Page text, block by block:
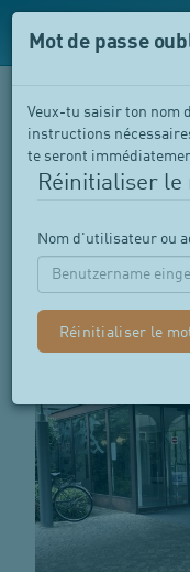
Mot de passe
Veux-tu saisir ton nom
instructions
te seront
Réinitialiser le
Nom d'utilisateur ou
Bruderholz
Entrée